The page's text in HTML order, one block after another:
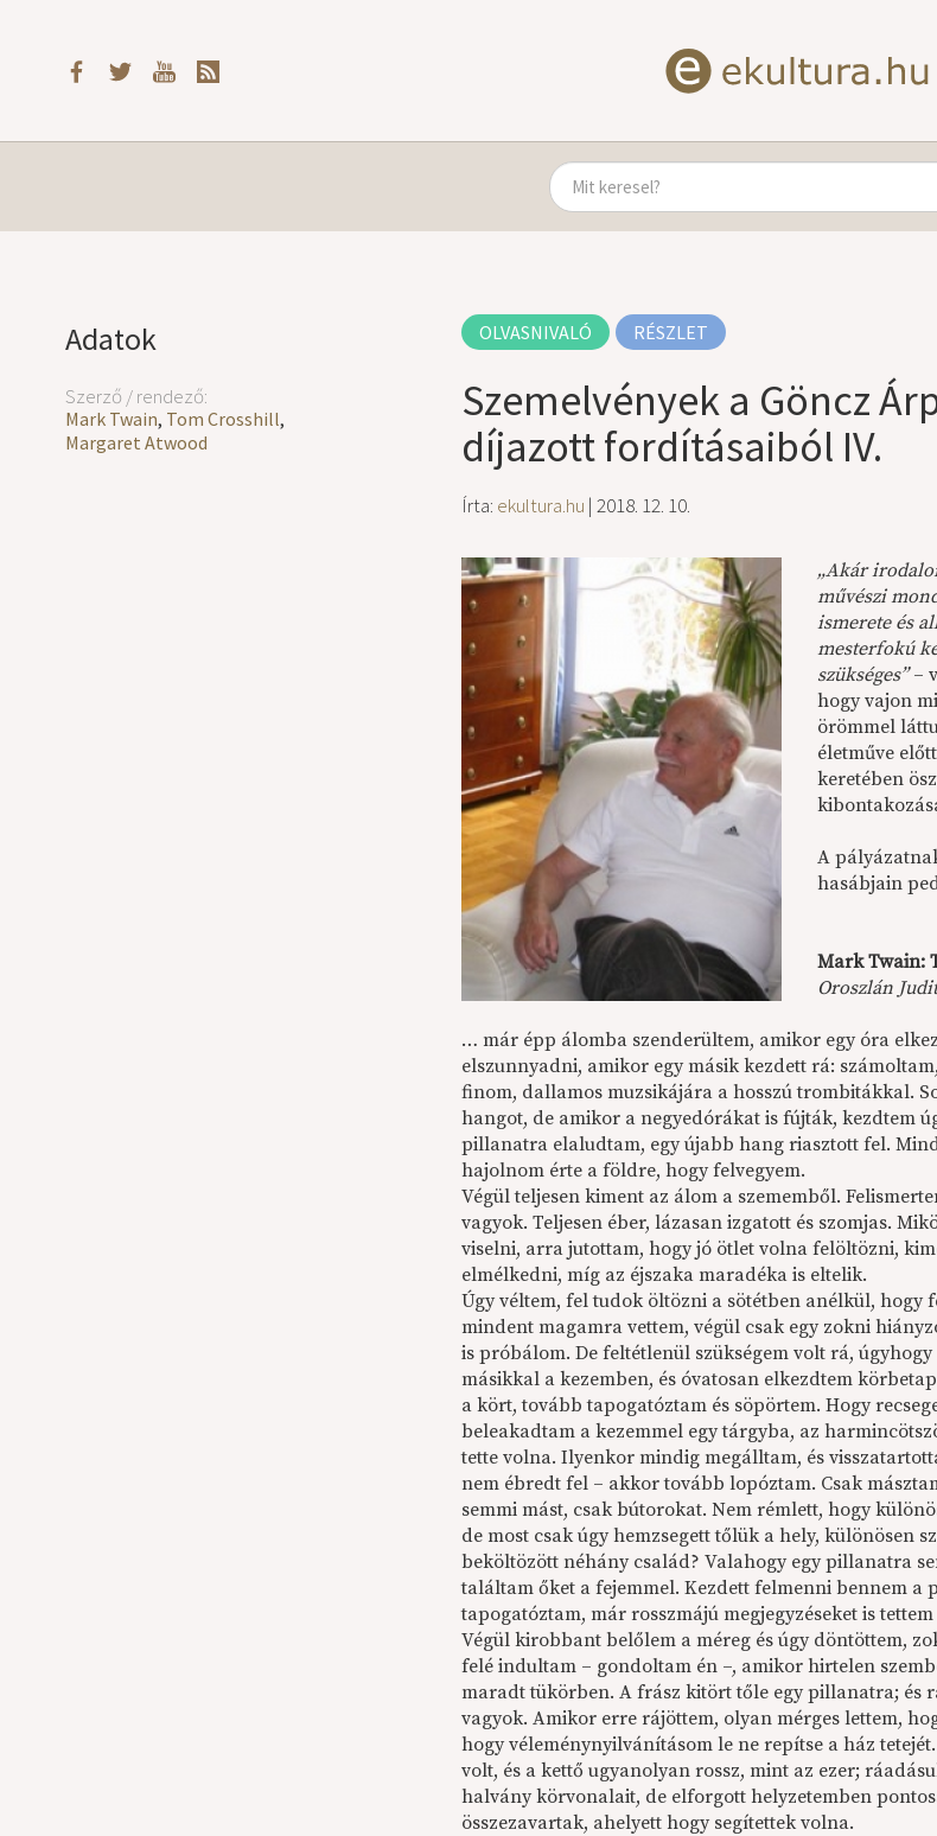
Adatok
Szerző / rendező:
Mark Twain, Tom Crosshill,
Margaret Atwood
OLVASNIVALÓ RÉSZLET
Szemelvények a Göncz
díjazott fordításaiból IV.
Írta: ekultura.hu | 2018. 12. 10.
„Akár
művészi
ismerete és
mesterfokú
szükséges”–
hogy vajon
örömmel
életműve
keretében
A
hasábjain
Mark Twain:
Oroszlán
… már épp álomba szenderültem, amikor egy óra
elszunnyadni, amikor egy másik kezdett rá:
finom, dallamos muzsikájára a hosszú trombitákkal.
hangot, de amikor a negyedórákat is fújták, kezdtem
pillanatra elaludtam, egy újabb hang riasztott fel.
hajolnom érte a földre, hogy felvegyem.
Végül teljesen kiment az álom a szememből.
vagyok. Teljesen éber, lázasan izgatott és szomjas.
viselni, arra jutottam, hogy jó ötlet volna felöltözni,
elmélkedni, míg az éjszaka maradéka is eltelik.
Úgy véltem, fel tudok öltözni a sötétben anélkül, hogy
mindent magamra vettem, végül csak egy zokni
is próbálom. De feltétlenül szükségem volt rá,
másikkal a kezemben, és óvatosan elkezdtem
a kört, tovább tapogatóztam és söpörtem. Hogy
beleakadtam a kezemmel egy tárgyba, az
tette volna. Ilyenkor mindig megálltam, és
nem ébredt fel – akkor tovább lopóztam. Csak
semmi mást, csak bútorokat. Nem rémlett, hogy
de most csak úgy hemzsegett tőlük a hely, különösen
beköltözött néhány család? Valahogy egy pillanatra
találtam őket a fejemmel. Kezdett felmenni bennem a
tapogatóztam, már rosszmájú megjegyzéseket is
Végül kirobbant belőlem a méreg és úgy döntöttem,
felé indultam – gondoltam én –, amikor hirtelen
maradt tükörben. A frász kitört tőle egy pillanatra; és
vagyok. Amikor erre rájöttem, olyan mérges lettem,
hogy véleménynyilvánításom le ne repítse a ház
volt, és a kettő ugyanolyan rossz, mint az ezer;
halvány körvonalait, de elforgott helyzetemben
összezavartak, ahelyett hogy segítettek volna.